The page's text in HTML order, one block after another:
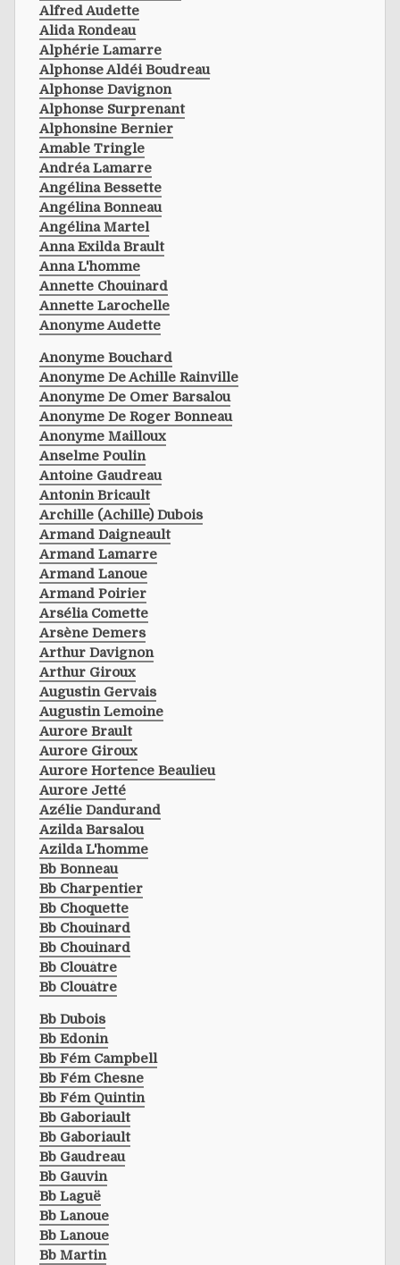
Alfred Audette
Alida Rondeau
Alphérie Lamarre
Alphonse Aldéi Boudreau
Alphonse Davignon
Alphonse Surprenant
Alphonsine Bernier
Amable Tringle
Andréa Lamarre
Angélina Bessette
Angélina Bonneau
Angélina Martel
Anna Exilda Brault
Anna L'homme
Annette Chouinard
Annette Larochelle
Anonyme Audette
Anonyme Bouchard
Anonyme De Achille Rainville
Anonyme De Omer Barsalou
Anonyme De Roger Bonneau
Anonyme Mailloux
Anselme Poulin
Antoine Gaudreau
Antonin Bricault
Archille (achille) Dubois
Armand Daigneault
Armand Lamarre
Armand Lanoue
Armand Poirier
Arsélia Comette
Arsène Demers
Arthur Davignon
Arthur Giroux
Augustin Gervais
Augustin Lemoine
Aurore Brault
Aurore Giroux
Aurore Hortence Beaulieu
Aurore Jetté
Azélie Dandurand
Azilda Barsalou
Azilda L'homme
Bb Bonneau
Bb Charpentier
Bb Choquette
Bb Chouinard
Bb Chouinard
Bb Clouâtre
Bb Clouâtre
Bb Dubois
Bb Edonin
Bb Fém Campbell
Bb Fém Chesne
Bb Fém Quintin
Bb Gaboriault
Bb Gaboriault
Bb Gaudreau
Bb Gauvin
Bb Laguë
Bb Lanoue
Bb Lanoue
Bb Martin